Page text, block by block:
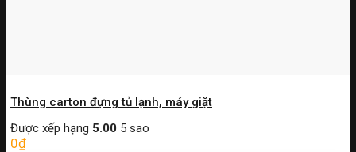
Thùng carton đựng tủ lạnh, máy giặt
Được xếp hạng 5.00 5 sao
0₫